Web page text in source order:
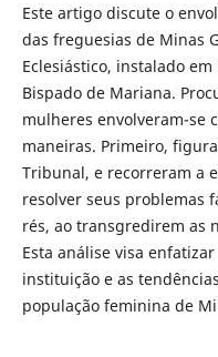
Este artigo discute o
das freguesias de Minas
Eclesiástico, instalado
Bispado de Mariana.
mulheres envolveram-se
maneiras. Primeiro,
Tribunal, e recorreram a
resolver seus problemas
rés, ao transgredirem as
Esta análise visa
instituição e as
população feminina de